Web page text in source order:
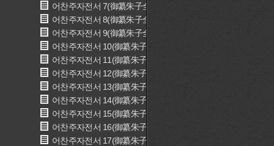
어찬주자전서 7(御纂朱子全書 7)
어찬주자전서 8(御纂朱子全書 8)
어찬주자전서 9(御纂朱子全書 9)
어찬주자전서 10(御纂朱子全書 10)
어찬주자전서 11(御纂朱子全書 11)
어찬주자전서 12(御纂朱子全書 12)
어찬주자전서 13(御纂朱子全書 13)
어찬주자전서 14(御纂朱子全書 14)
어찬주자전서 15(御纂朱子全書 15)
어찬주자전서 16(御纂朱子全書 16)
어찬주자전서 17(御纂朱子全書 17)